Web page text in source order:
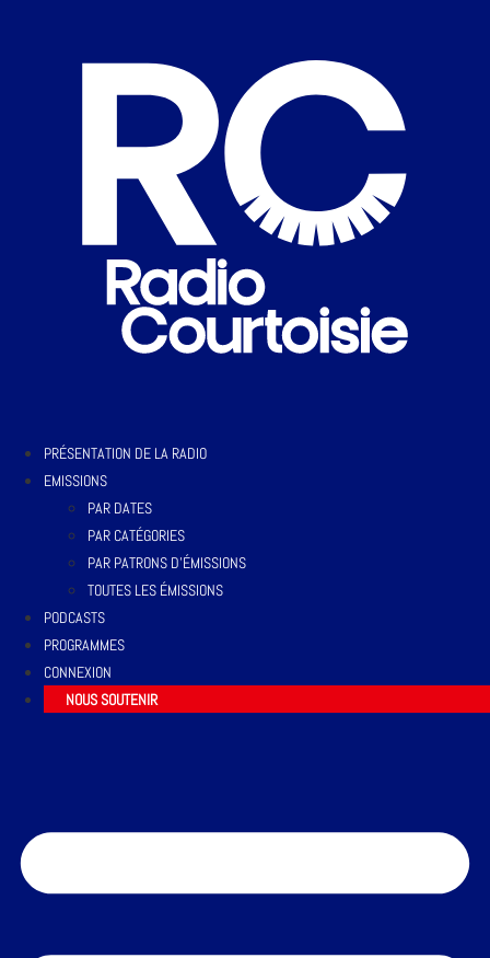
PRÉSENTATION DE LA RADIO
EMISSIONS
PAR DATES
PAR CATÉGORIES
PAR PATRONS D’ÉMISSIONS
TOUTES LES ÉMISSIONS
PODCASTS
PROGRAMMES
CONNEXION
NOUS SOUTENIR